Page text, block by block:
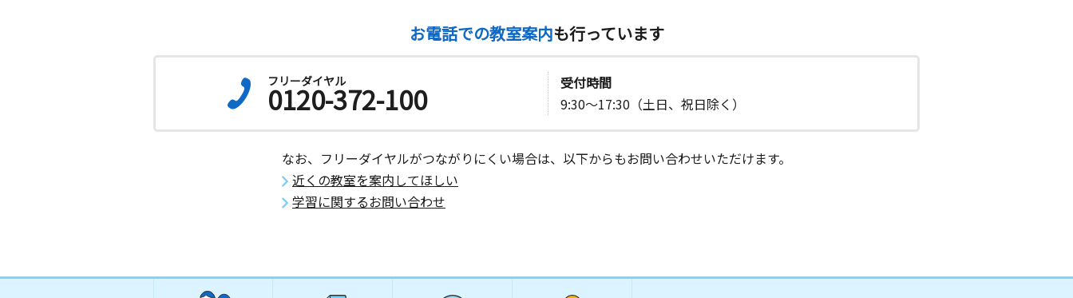
龍助町教室
火 水 木 金 土
3歳～高校生
石川県小松市西町６番地
桜木町教室
水 木 金
日
3歳～高校生
石川県小松市桜木町６７ 桜木町公民館
お電話での教室案内も行っています
フリーダイヤル
0120-372-100
受付時間
9:30～17:30（土日、祝日除く）
なお、フリーダイヤルがつながりにくい場合は、以下からもお問い合わせいただけます。
近くの教室を案内してほしい
学習に関するお問い合わせ